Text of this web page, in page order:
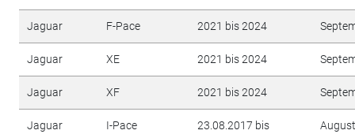
Jaguar F-Pace 2021 bis 2024
Jaguar XE 2021 bis 2024
Jaguar XF 2021 bis 2024
Jaguar I-Pace 23.08.2017 bis